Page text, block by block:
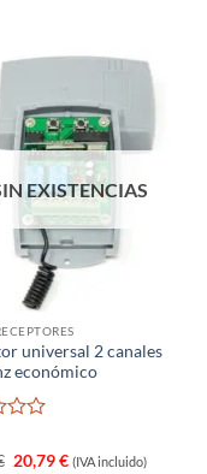
EXISTENCIAS
universal 2 canales
económico
El
20,79€El(IVA incluido)